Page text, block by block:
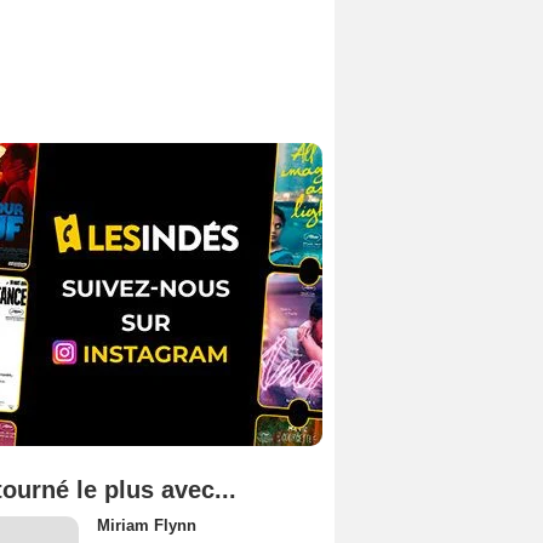
le plus avec...
Miriam Flynn